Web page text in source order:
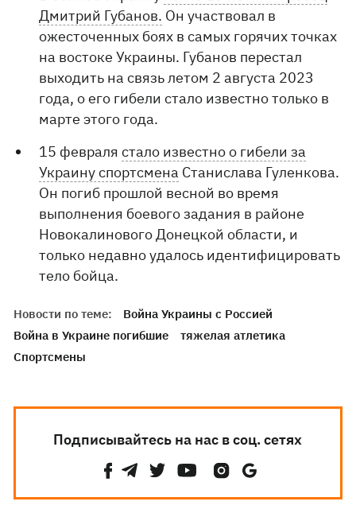
Дмитрий Губанов. Он участвовал в
ожесточенных боях в самых горячих точках
на востоке Украины. Губанов перестал
выходить на связь летом 2 августа 2023
года, о его гибели стало известно только в
марте этого года.
15 февралястало известно о гибели за
Украину спортсмена Станислава Гуленкова.
Он погиб прошлой весной во время
выполнения боевого задания в районе
Новокалинового Донецкой области, и
только недавно удалось идентифицировать
тело бойца.
Новости по теме:
Война Украины с Россией
Война в Украине погибшие
тяжелая атлетика
Спортсмены
Подписывайтесь на нас в соц. сетях